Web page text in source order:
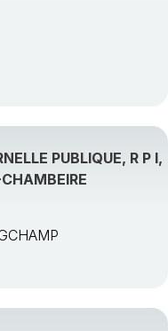
PUBLIQUE, R P I,